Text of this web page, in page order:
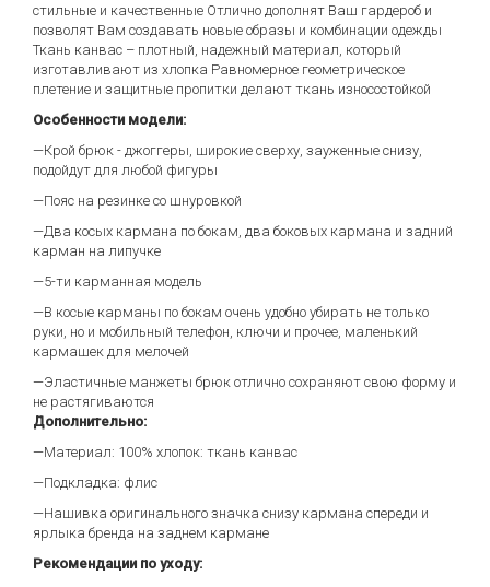
стильные и качественные Отлично дополнят Ваш гардероб и
позволят Вам создавать новые образы и комбинации одежды
Ткань канвас – плотный, надежный материал, который
изготавливают из хлопка Равномерное геометрическое
плетение и защитные пропитки делают ткань износостойкой
Особенности модели:
—Крой брюк - джоггеры, широкие сверху, зауженные снизу,
подойдут для любой фигуры
—Пояс на резинке со шнуровкой
—Два косых кармана по бокам, два боковых кармана и задний
карман на липучке
—5-ти карманная модель
—В косые карманы по бокам очень удобно убирать не только
руки, но и мобильный телефон, ключи и прочее, маленький
кармашек для мелочей
—Эластичные манжеты брюк отлично сохраняют свою форму и
не растягиваются
Дополнительно:
—Материал: 100% хлопок: ткань канвас
—Подкладка: флис
—Нашивка оригинального значка снизу кармана спереди и
ярлыка бренда на заднем кармане
Рекомендации по уходу: